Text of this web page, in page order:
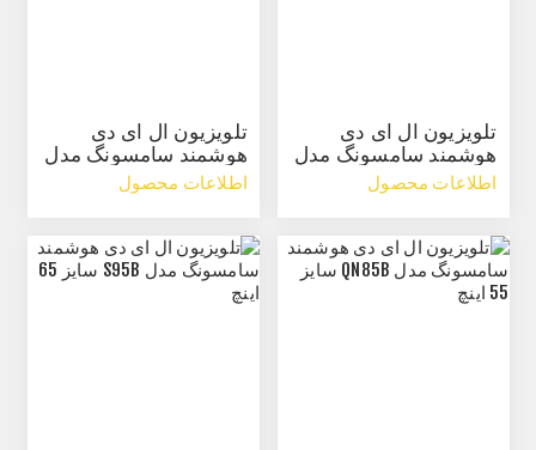
تلویزیون ال ای دی
هوشمند سامسونگ مدل
QN85B سایز 75 اینچ
اطلاعات محصول
تلویزیون ال ای دی
هوشمند سامسونگ مدل
QN85B سایز 65 اینچ
اطلاعات محصول